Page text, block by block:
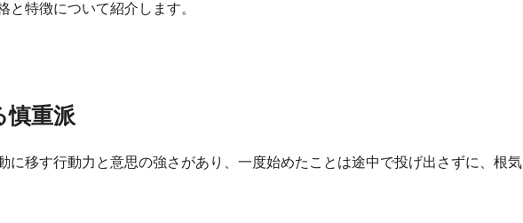
と特徴について紹介します。
慎重派
に移す行動力と意思の強さがあり、一度始めたことは途中で投げ出さずに、根気